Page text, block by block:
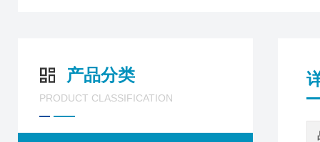
产品分类
PRODUCT CLASSIFICATION